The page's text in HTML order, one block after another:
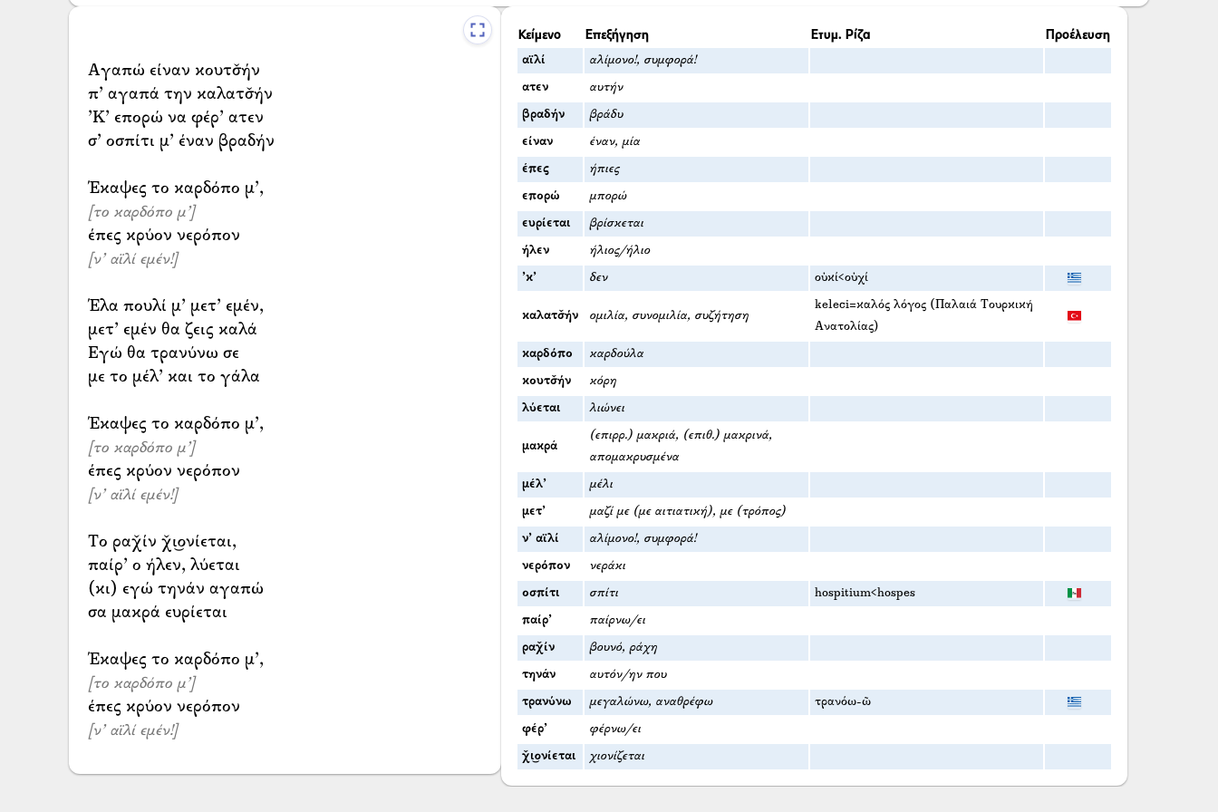
Αγαπώ είναν κουτσ̌ήν
π’ αγαπά την καλατσ̌ήν
’Κ’ επορώ να φέρ’ ατεν
σ’ οσπίτι μ’ έναν βραδήν
[το καρδόπο μ’]
[ν’ αϊλί εμέν!]
Έλα πουλί μ’ μετ’ εμέν,
μετ’ εμέν θα ζεις καλά
Εγώ θα τρανύνω σε
με το μέλ’ και το γάλα
[το καρδόπο μ’]
[ν’ αϊλί εμέν!]
Το ραχ̌ίν χ̌ι͜ονίεται,
παίρ’ ο ήλεν, λύεται
(κι) εγώ τηνάν αγαπώ
σα μακρά ευρίεται
[το καρδόπο μ’]
[ν’ αϊλί εμέν!]
Κείμενο Επεξήγηση Ετυμ. Ρίζα Προέλευση
αϊλί αλίμονο!, συμφορά!
ατεν αυτήν
βραδήν βράδυ
είναν έναν, μία
έπες ήπιες
επορώ μπορώ
ευρίεται βρίσκεται
ήλεν ήλιος/ήλιο
’κ’ δεν οὐκί<οὐχί
καλατσ̌ήν ομιλία, συνομιλία, συζήτηση
keleci=καλός λόγος (Παλαιά Τουρκική
Ανατολίας)
καρδόπο καρδούλα
κουτσ̌ήν κόρη
λύεται λιώνει
μακρά
(επιρρ.) μακριά, (επιθ.) μακρινά,
απομακρυσμένα
μέλ’ μέλι
μετ’ μαζί με (με αιτιατική), με (τρόπος)
ν’ αϊλί αλίμονο!, συμφορά!
νερόπον νεράκι
οσπίτι σπίτι hospitium<hospes
παίρ’ παίρνω/ει
ραχ̌ίν βουνό, ράχη
τηνάν αυτόν/ην που
τρανύνω μεγαλώνω, αναθρέφω τρανόω-ῶ
φέρ’ φέρνω/ει
χ̌ι͜ονίεται χιονίζεται